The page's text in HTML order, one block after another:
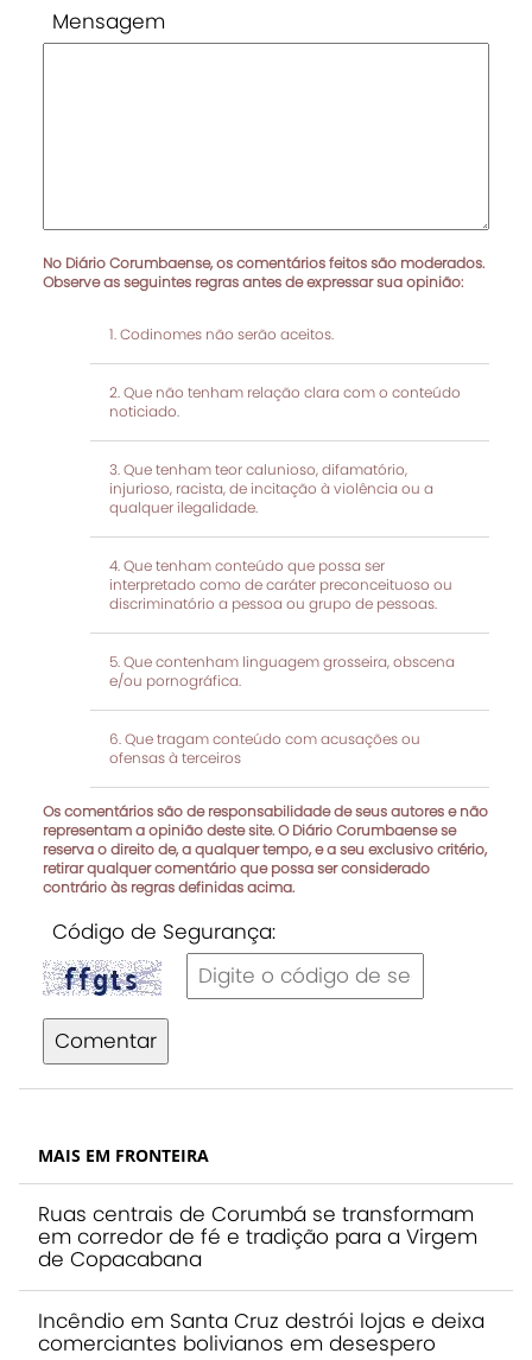
Mensagem
No Diário Corumbaense, os comentários feitos são moderados.
Observe as seguintes regras antes de expressar sua opinião:
Codinomes não serão aceitos.
Que não tenham relação clara com o conteúdo
noticiado.
Que tenham teor calunioso, difamatório,
injurioso, racista, de incitação à violência ou a
qualquer ilegalidade.
Que tenham conteúdo que possa ser
interpretado como de caráter preconceituoso ou
discriminatório a pessoa ou grupo de pessoas.
Que contenham linguagem grosseira, obscena
e/ou pornográfica.
Que tragam conteúdo com acusações ou
ofensas à terceiros
Os comentários são de responsabilidade de seus autores e não
representam a opinião deste site. O Diário Corumbaense se
reserva o direito de, a qualquer tempo, e a seu exclusivo critério,
retirar qualquer comentário que possa ser considerado
contrário às regras definidas acima.
Código de Segurança:
Comentar
MAIS EM FRONTEIRA
Ruas centrais de Corumbá se transformam
em corredor de fé e tradição para a Virgem
de Copacabana
Incêndio em Santa Cruz destrói lojas e deixa
comerciantes bolivianos em desespero